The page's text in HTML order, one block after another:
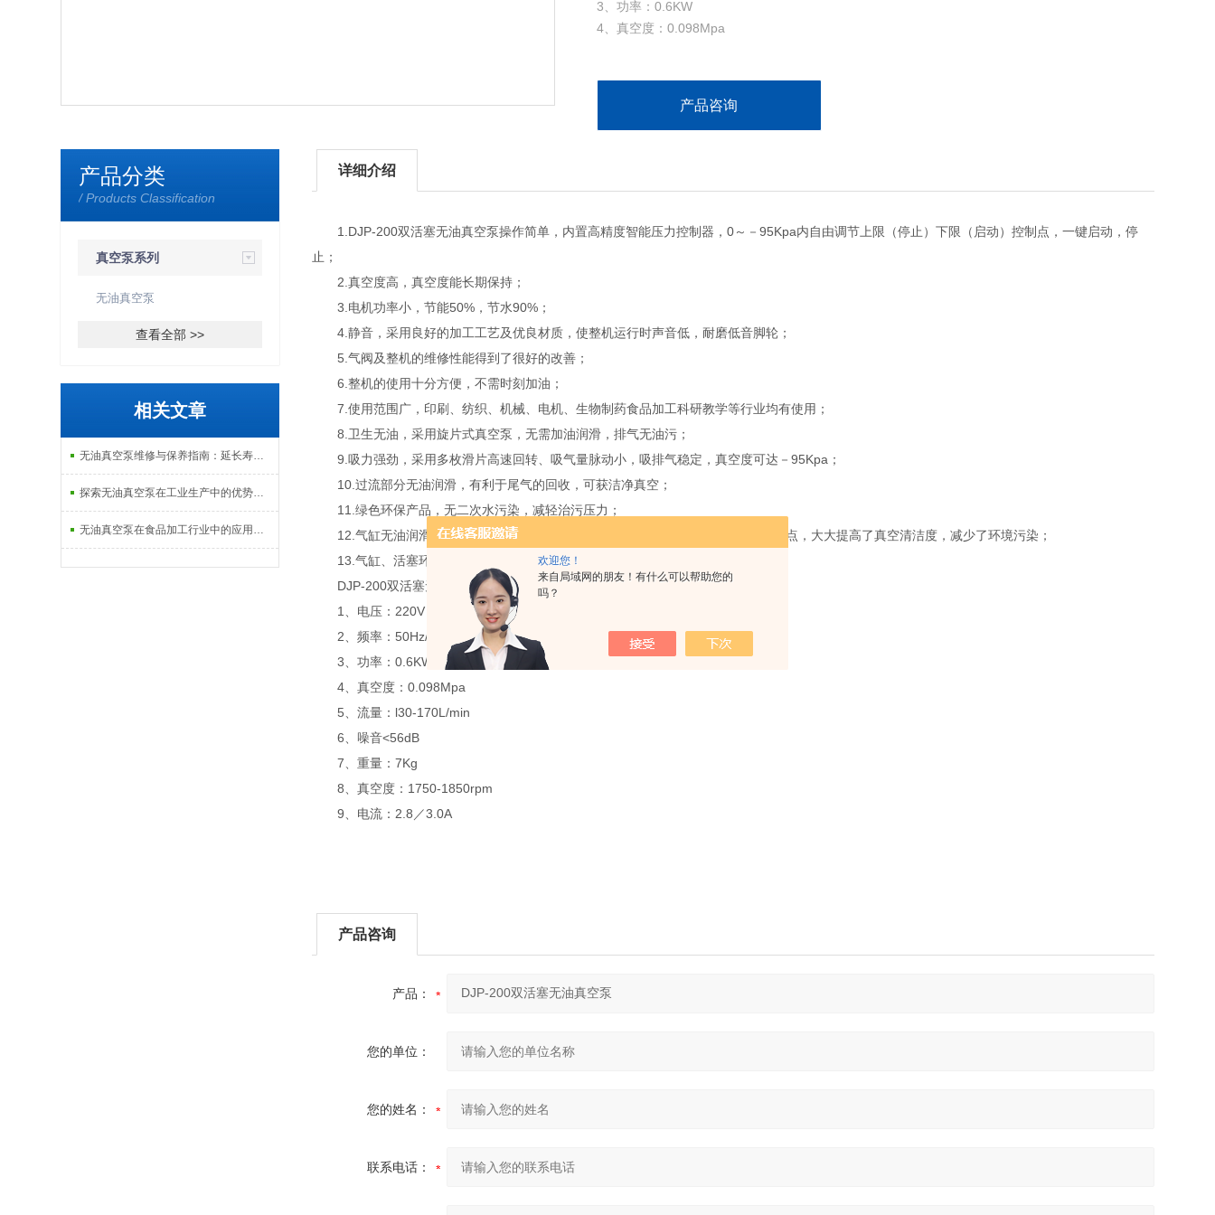
欢迎您！
来自局域网的朋友！有什么可以帮助您的
吗？
3、功率：0.6KW
4、真空度：0.098Mpa
8、真空度：1750-1850rpm
产品咨询
详细介绍
1.DJP-200双活塞无油真空泵操作简单，内置高精度智能压力控制器，0～－95Kpa内自由调节上限（停止）下限（启动）控制点，一键启动，停
止；
2.真空度高，真空度能长期保持；
3.电机功率小，节能50%，节水90%；
4.静音，采用良好的加工工艺及优良材质，使整机运行时声音低，耐磨低音脚轮；
5.气阀及整机的维修性能得到了很好的改善；
6.整机的使用十分方便，不需时刻加油；
7.使用范围广，印刷、纺织、机械、电机、生物制药食品加工科研教学等行业均有使用；
8.卫生无油，采用旋片式真空泵，无需加油润滑，排气无油污；
9.吸力强劲，采用多枚滑片高速回转、吸气量脉动小，吸排气稳定，真空度可达－95Kpa；
10.过流部分无油润滑，有利于尾气的回收，可获洁净真空；
11.绿色环保产品，无二次水污染，减轻治污压力；
12.气缸无油润滑克服了有油泵中一些气体对泵油的反应，油蒸汽返流及排出的缺点，大大提高了真空清洁度，减少了环境污染；
13.气缸、活塞环、曲轴、十字头的平均磨损率大为降低，延长了使用寿命。
DJP-200双活塞无油真空泵技术参数：
1、电压：220V
2、频率：50Hz/60Hz
3、功率：0.6KW
4、真空度：0.098Mpa
5、流量：l30-170L/min
6、噪音<56dB
7、重量：7Kg
8、真空度：1750-1850rpm
9、电流：2.8／3.0A
产品咨询
产品：
您的单位：
您的姓名：
联系电话：
产品分类
/ Products Classification
真空泵系列
无油真空泵
查看全部 >>
相关文章
无油真空泵维修与保养指南：延长寿命的“维保秘籍”
探索无油真空泵在工业生产中的优势与作用
无油真空泵在食品加工行业中的应用与效益